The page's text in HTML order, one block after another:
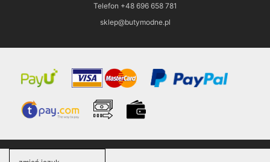
Telefon +48 696 658 781
sklep@butymodne.pl